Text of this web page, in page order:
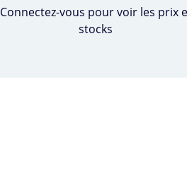
Connectez-vous pour voir les prix
stocks